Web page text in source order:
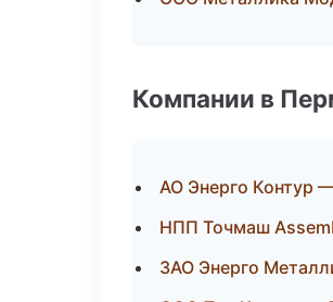
Компании в
АО Энерго Контур
НПП Точмаш
ЗАО Энерго